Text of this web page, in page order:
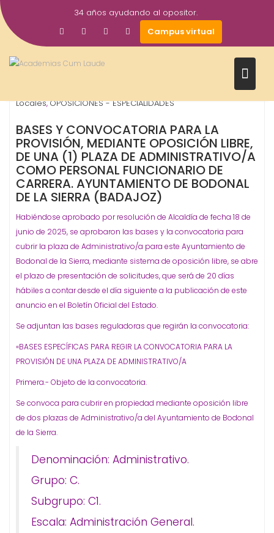
Saltar
al
contenido
34 años ayudando al opositor.
Campus virtual
Jun
2025
Gestor AcademiasCumLaude
Ayuntamientos - Corp.
Locales,OPOSICIONES - ESPECIALIDADES
BASES Y CONVOCATORIA PARA LA
PROVISIÓN, MEDIANTE OPOSICIÓN LIBRE,
DE UNA (1) PLAZA DE ADMINISTRATIVO/A
COMO PERSONAL FUNCIONARIO DE
CARRERA. AYUNTAMIENTO DE BODONAL
DE LA SIERRA (BADAJOZ)
Habiéndose aprobado por resolución de Alcaldía de fecha 18 de
junio de 2025, se aprobaron las bases y la convocatoria para
cubrir la plaza de Administrativo/a para este Ayuntamiento de
Bodonal de la Sierra, mediante sistema de oposición libre, se abre
el plazo de presentación de solicitudes, que será de 20 días
hábiles a contar desde el día siguiente a la publicación de este
anuncio en el Boletín Oficial del Estado.
Se adjuntan las bases reguladoras que regirán la convocatoria:
«BASES ESPECÍFICAS PARA REGIR LA CONVOCATORIA PARA LA
PROVISIÓN DE UNA PLAZA DE ADMINISTRATIVO/A
Primera.- Objeto de la convocatoria.
Se convoca para cubrir en propiedad mediante oposición libre
de dos plazas de Administrativo/a del Ayuntamiento de Bodonal
de la Sierra.
Denominación: Administrativo.
Grupo: C.
Subgrupo: C1.
Escala: Administración General.